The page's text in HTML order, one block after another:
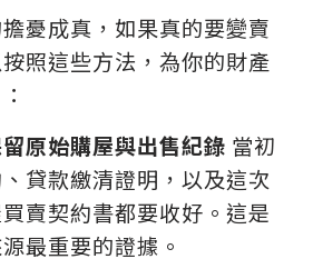
憂成真，如果真的要變賣
照這些方法，為你的財產
原始購屋與出售紀錄 當初
貸款繳清證明，以及這次
賣契約書都要收好。這是
最重要的證據。